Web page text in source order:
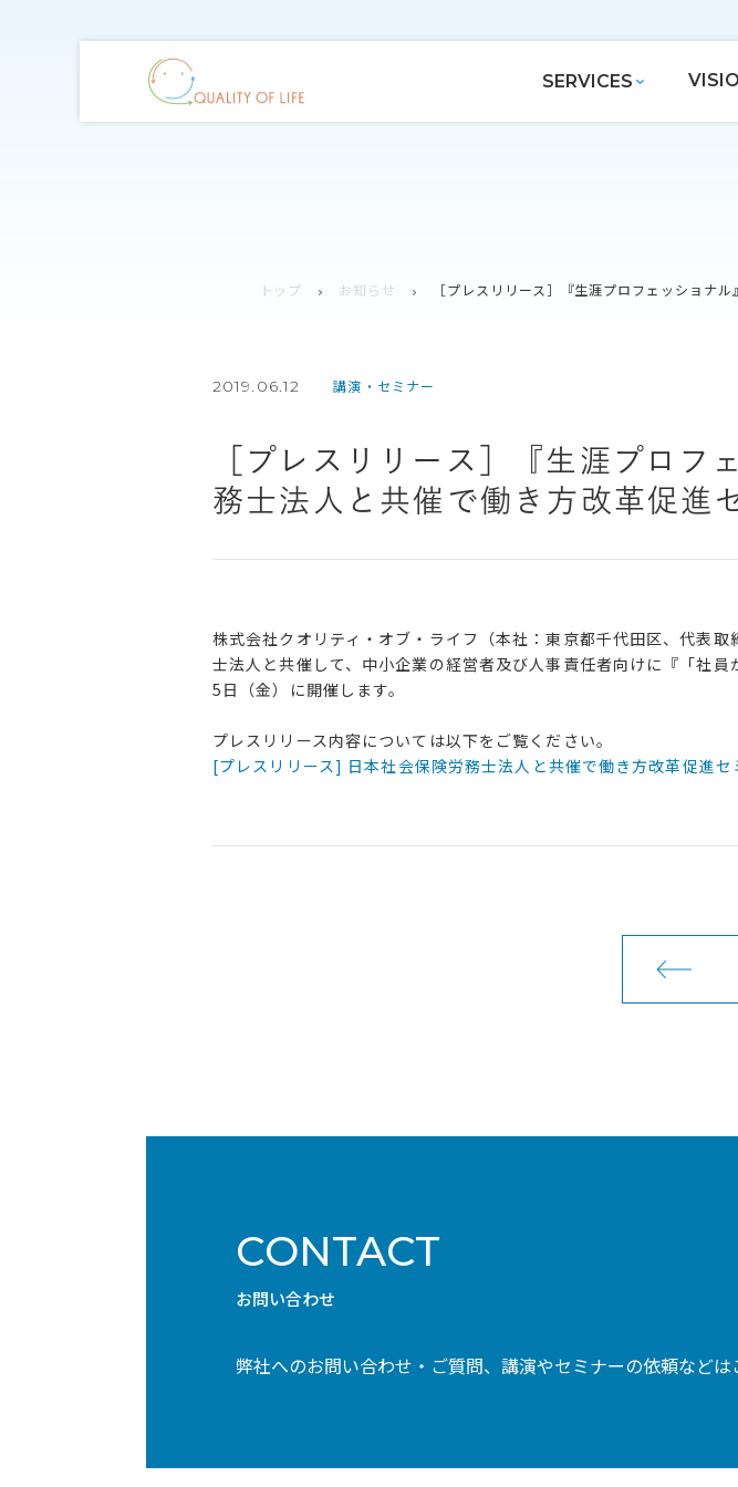
SERVICES
トップ お知らせ ［プレスリリース］『生涯プロフェッショナ
2019.06.12 講演・セミナー
［プレスリリース］『生涯プロフ
務士法人と共催で働き方改革促進
株式会社クオリティ・オブ・ライフ（本社：東京都千代田区、代表
士法人と共催して、中小企業の経営者及び人事責任者向けに『「社
5日（金）に開催します。
プレスリリース内容については以下をご覧ください。
[プレスリリース] 日本社会保険労務士法人と共催で働き方改革促進セ
CONTACT
お問い合わせ
弊社へのお問い合わせ・ご質問、講演やセミナーの依頼などは